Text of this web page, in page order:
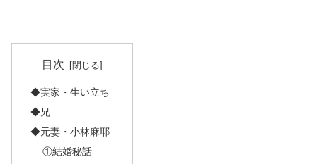
目次
◆実家・生い立ち
◆兄
◆元妻・小林麻耶
①結婚秘話